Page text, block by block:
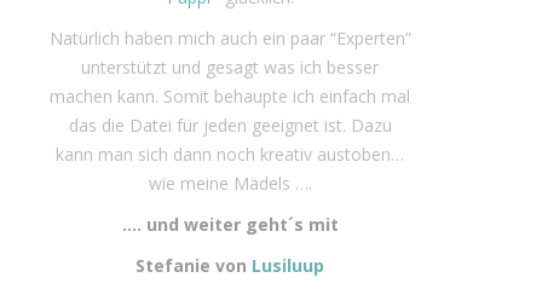
Natürlich haben mich auch ein paar “Experten”
unterstützt und gesagt was ich besser
machen kann. Somit behaupte ich einfach mal
das die Datei für jeden geeignet ist. Dazu
kann man sich dann noch kreativ austoben…
wie meine Mädels ….
…. und weiter geht´s mit
Stefanie von Lusiluup